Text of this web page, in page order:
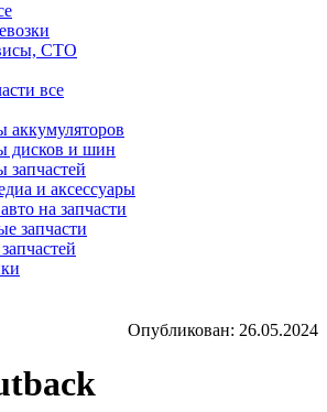
СТО
все
аккумуляторов
дисков и шин
запчастей
и аксессуары
на запчасти
запчасти
Опубликован: 26.05.2024